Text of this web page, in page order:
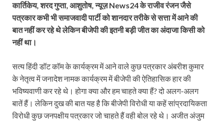
कार्तिकेय, शरद गुप्ता, आशुतोष, न्यूज़ News24 के राजीव रंजन जैसे
पत्रकार कभी भी समाजवादी पार्टी को शानदार तरीके से सत्ता में आने की
बात नहीं कर रहे थे लेकिन बीजेपी की इतनी बड़ी जीत का अंदाजा किसी को
नहीं था।
सत्य हिंदी डॉट कॉम के कार्यक्रम में आने वाले कुछ पत्रकार अंबरीश कुमार
के नेतृत्व में जनादेश नामक कार्यक्रम में बीजेपी की ऐतिहासिक हार की
भविष्यवाणी कर रहे थे। होगा क्या और हम चाहते क्या हैं? दो अलग-अलग
बातें हैं। लेकिन दुख की बात यह है कि बीजेपी विरोधी या कहें सांप्रदायिकता
विरोधी कुछ जनपक्षीय पत्रकार जो चाहते हैं वही बोल रहे थे। अजीत अंजुम